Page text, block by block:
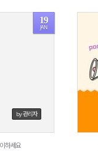
19
JAN
by 관리자
하세요